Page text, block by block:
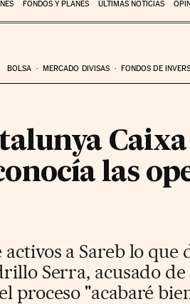
FONDOS Y PLANES ÚLTIMAS NOTICIAS
BOLSA MERCADO DIVISAS FONDOS DE
las
a Sareb lo que
Serra, acusado
proceso "acabaré